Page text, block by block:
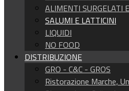
ALIMENTI SURGELATI
SALUMI E LATTICINI
LIQUIDI
NO FOOD
DISTRIBUZIONE
GRO - C&C - GROS
Ristorazione Marche,